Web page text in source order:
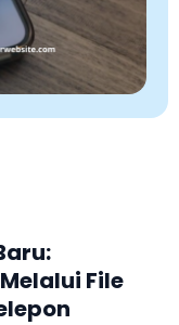
File